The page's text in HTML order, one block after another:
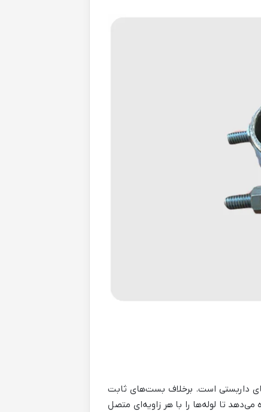
داربستی است. برخلاف بست‌های ثابت
تا لوله‌ها را با هر زاویه‌ای متصل